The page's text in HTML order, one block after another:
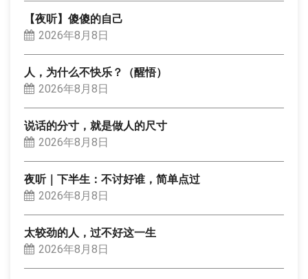
【夜听】傻傻的自己
2026年8月8日
人，为什么不快乐？（醒悟）
2026年8月8日
说话的分寸，就是做人的尺寸
2026年8月8日
夜听｜下半生：不讨好谁，简单点过
2026年8月8日
太较劲的人，过不好这一生
2026年8月8日